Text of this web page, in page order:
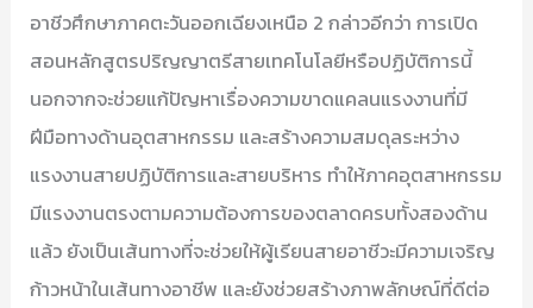
อาชีวศึกษาภาคตะวันออกเฉียงเหนือ 2 กล่าวอีกว่า การเปิด
สอนหลักสูตรปริญญาตรีสายเทคโนโลยีหรือปฏิบัติการนี้
นอกจากจะช่วยแก้ปัญหาเรื่องความขาดแคลนแรงงานที่มี
ฝีมือทางด้านอุตสาหกรรม และสร้างความสมดุลระหว่าง
แรงงานสายปฏิบัติการและสายบริหาร ทำให้ภาคอุตสาหกรรม
มีแรงงานตรงตามความต้องการของตลาดครบทั้งสองด้าน
แล้ว ยังเป็นเส้นทางที่จะช่วยให้ผู้เรียนสายอาชีวะมีความเจริญ
ก้าวหน้าในเส้นทางอาชีพ และยังช่วยสร้างภาพลักษณ์ที่ดีต่อ